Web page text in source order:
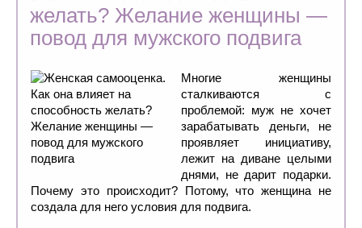
желать? Желание женщины —
повод для мужского подвига
Многие женщины
сталкиваются с
проблемой: муж не хочет
зарабатывать деньги, не
проявляет инициативу,
лежит на диване целыми
днями, не дарит подарки.
Почему это происходит? Потому, что женщина не
создала для него условия для подвига.